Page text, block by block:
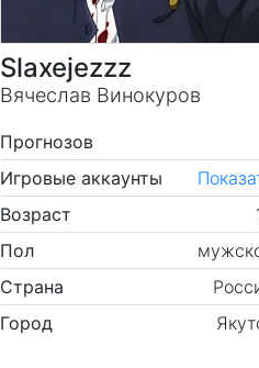
Slaxejezzz
Вячеслав Винокуров
Прогнозов
Игровые аккаунты
Возраст
Пол
Страна
Город